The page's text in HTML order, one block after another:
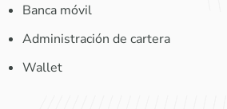
Banca móvil
Administración de cartera
Wallet